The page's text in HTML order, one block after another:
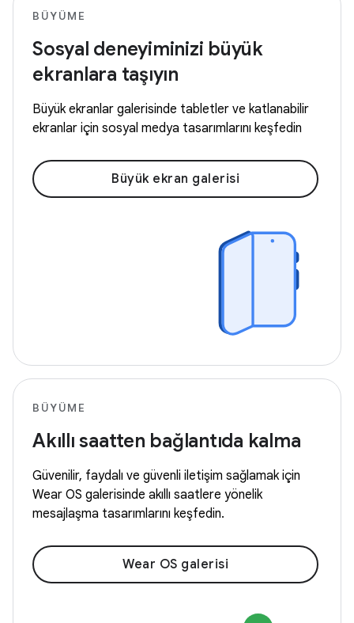
BÜYÜME
Sosyal deneyiminizi büyük
ekranlara taşıyın
Büyük ekranlar galerisinde tabletler ve katlanabilir
ekranlar için sosyal medya tasarımlarını keşfedin
Büyük ekran galerisi
BÜYÜME
Akıllı saatten bağlantıda kalma
Güvenilir, faydalı ve güvenli iletişim sağlamak için
Wear OS galerisinde akıllı saatlere yönelik
mesajlaşma tasarımlarını keşfedin.
Wear OS galerisi